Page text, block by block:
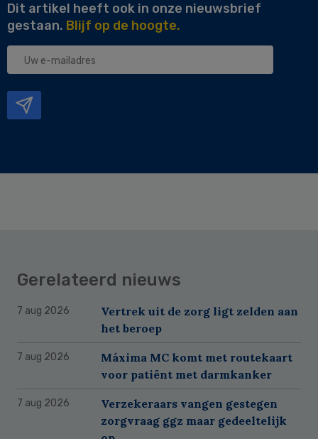
Dit artikel heeft ook in onze nieuwsbrief
gestaan. Blijf op de hoogte.
Uw
Gerelateerd nieuws
7 aug 2026
Vertrek uit de zorg ligt zelden aan
het beroep
7 aug 2026
Máxima MC komt met routekaart
voor patiënt met darmkanker
7 aug 2026
Verzekeraars vangen gestegen
zorgvraag ggz maar gedeeltelijk